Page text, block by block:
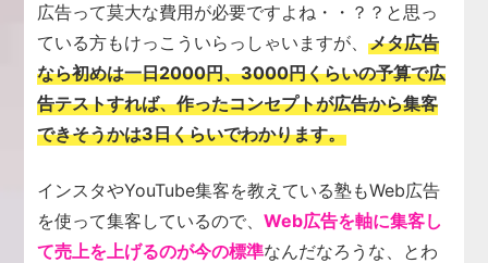
広告って莫大な費用が必要ですよね・・？？と思っ
ている方もけっこういらっしゃいますが、メタ広告
なら初めは一日2000円、3000円くらいの予算で広
告テストすれば、作ったコンセプトが広告から集客
できそうかは3日くらいでわかります。
インスタやYouTube集客を教えている塾もWeb広告
を使って集客しているので、Web広告を軸に集客し
て売上を上げるのが今の標準なんだなろうな、とわ